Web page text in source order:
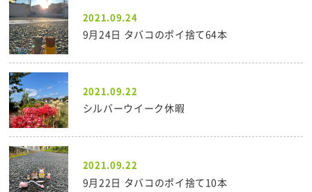
2021.09.24
9月24日 タバコのポイ捨て64本
2021.09.22
シルバーウイーク休暇
2021.09.22
9月22日 タバコのポイ捨て10本